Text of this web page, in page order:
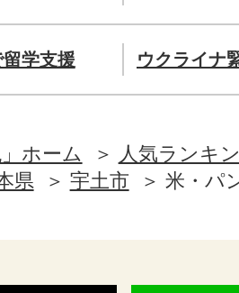
学支援 ウクライナ
ホーム
人気ランキ
県 宇土市 米・パ